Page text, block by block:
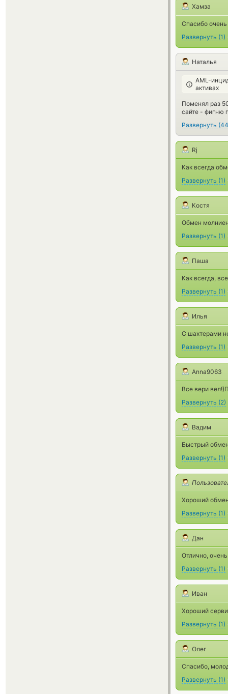
Хамза
Спасибо
Развернуть (1)
Наталья
AML-
активах
Поменял раз
сайте - фигню
Развернуть (44
Rj
Как всегда
Развернуть (1)
Костя
Обмен
Развернуть (1)
Паша
Как всегда,
Развернуть (1)
Илья
С шахтерами
Развернуть (1)
Anna9063
Все вери
Развернуть (2)
Вадим
Быстрый
Развернуть (1)
Хороший
Развернуть (1)
Дан
Отлично,
Развернуть (1)
Иван
Хороший
Развернуть (1)
Олег
Спасибо,
Развернуть (1)